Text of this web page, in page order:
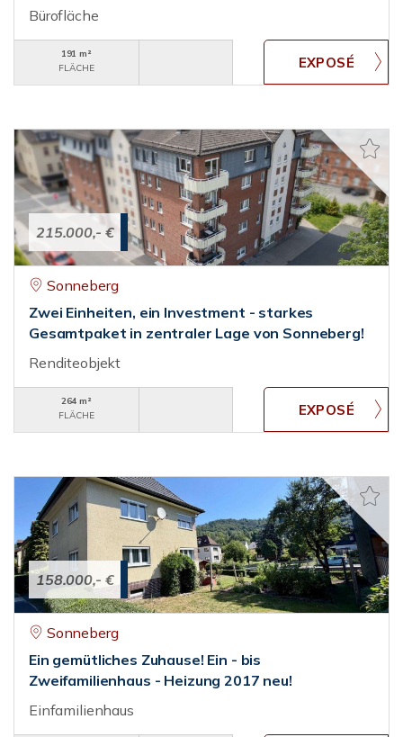
Bürofläche
191 m²
FLÄCHE
215.000,- €
Sonneberg
Zwei Einheiten, ein Investment - starkes
Gesamtpaket in zentraler Lage von Sonneberg!
Renditeobjekt
264 m²
FLÄCHE
158.000,- €
Sonneberg
Ein gemütliches Zuhause! Ein - bis
Zweifamilienhaus - Heizung 2017 neu!
Einfamilienhaus